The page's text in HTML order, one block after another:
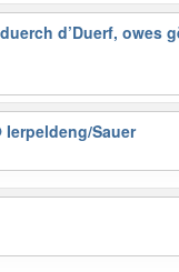
d’Duerf, owes
Ierpeldeng/Sauer